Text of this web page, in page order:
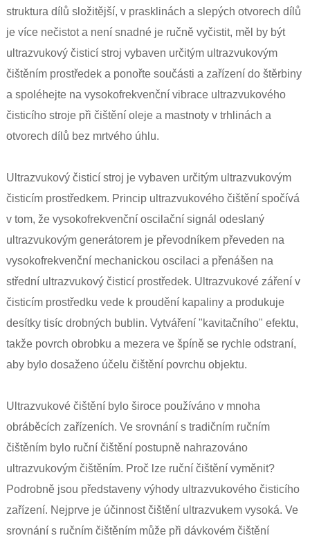
struktura dílů složitější, v prasklinách a slepých otvorech dílů
je více nečistot a není snadné je ručně vyčistit, měl by být
ultrazvukový čisticí stroj vybaven určitým ultrazvukovým
čištěním prostředek a ponořte součásti a zařízení do štěrbiny
a spoléhejte na vysokofrekvenční vibrace ultrazvukového
čisticího stroje při čištění oleje a mastnoty v trhlinách a
otvorech dílů bez mrtvého úhlu.
Ultrazvukový čisticí stroj je vybaven určitým ultrazvukovým
čisticím prostředkem. Princip ultrazvukového čištění spočívá
v tom, že vysokofrekvenční oscilační signál odeslaný
ultrazvukovým generátorem je převodníkem převeden na
vysokofrekvenční mechanickou oscilaci a přenášen na
střední ultrazvukový čisticí prostředek. Ultrazvukové záření v
čisticím prostředku vede k proudění kapaliny a produkuje
desítky tisíc drobných bublin. Vytváření "kavitačního" efektu,
takže povrch obrobku a mezera ve špíně se rychle odstraní,
aby bylo dosaženo účelu čištění povrchu objektu.
Ultrazvukové čištění bylo široce používáno v mnoha
obráběcích zařízeních. Ve srovnání s tradičním ručním
čištěním bylo ruční čištění postupně nahrazováno
ultrazvukovým čištěním. Proč lze ruční čištění vyměnit?
Podrobně jsou představeny výhody ultrazvukového čisticího
zařízení. Nejprve je účinnost čištění ultrazvukem vysoká. Ve
srovnání s ručním čištěním může při dávkovém čištění